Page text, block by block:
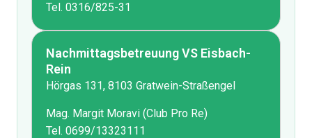
Tel. 0316/825-31
Nachmittagsbetreuung VS Eisbach-
Rein
Hörgas 131, 8103 Gratwein-Straßengel
Mag. Margit Moravi (Club Pro Re)
Tel. 0699/13323111